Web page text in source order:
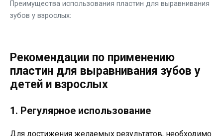
Преимущества использования пластин для выравнивания
зубов у взрослых:
Рекомендации по применению
пластин для выравнивания зубов у
детей и взрослых
1. Регулярное использование
Для достижения желаемых результатов, необходимо